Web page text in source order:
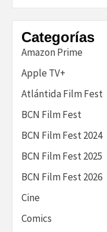
historia
Categorías
Amazon Prime
Apple TV+
Atlántida Film Fest
BCN Film Fest
BCN Film Fest 2024
BCN Film Fest 2025
BCN Film Fest 2026
Cine
Comics